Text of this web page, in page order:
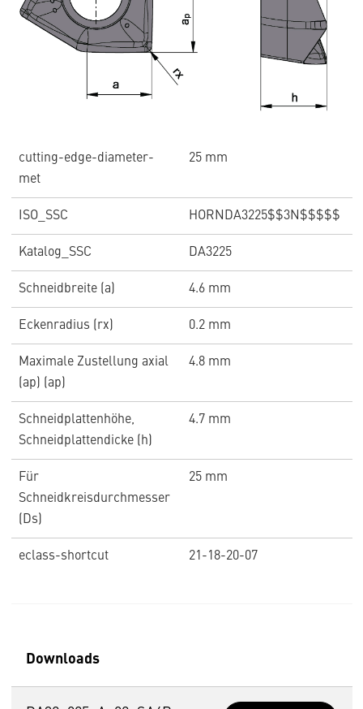
cutting-edge-diameter-
met
25 mm
ISO_SSC HORNDA3225$$3N$$$$$
Katalog_SSC DA3225
Schneidbreite (a) 4.6 mm
Eckenradius (rx) 0.2 mm
Maximale Zustellung axial
(ap) (ap)
4.8 mm
Schneidplattenhöhe,
Schneidplattendicke (h)
4.7 mm
Für
Schneidkreisdurchmesser
(Ds)
25 mm
eclass-shortcut 21-18-20-07
Downloads